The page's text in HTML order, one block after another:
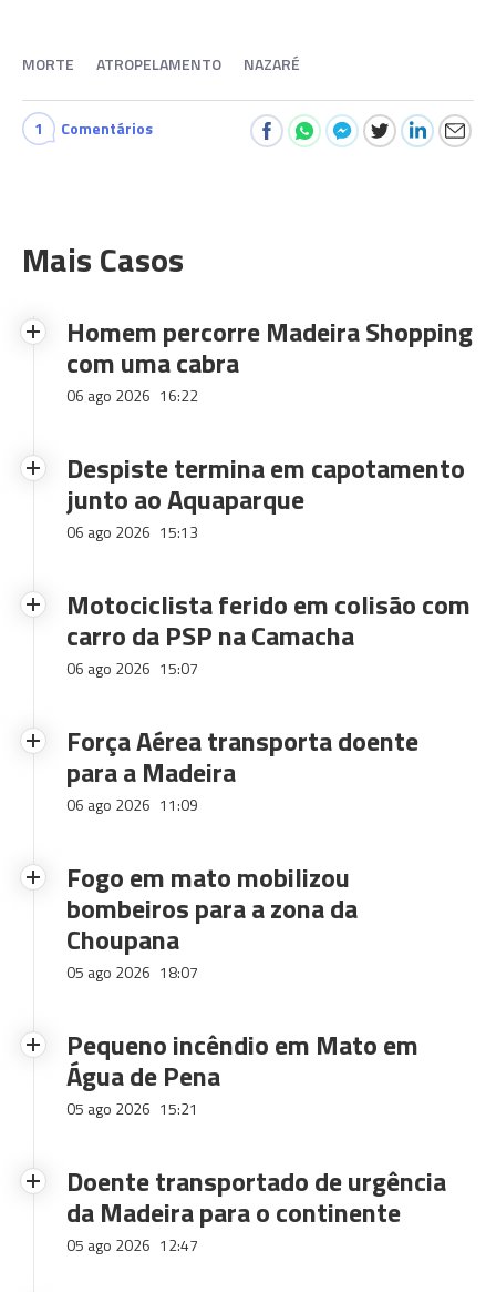
MORTE ATROPELAMENTO NAZARÉ
1 Comentários
Mais Casos
Homem percorre Madeira Shopping
com uma cabra
06 ago 2026 16:22
Despiste termina em capotamento
junto ao Aquaparque
06 ago 2026 15:13
Motociclista ferido em colisão com
carro da PSP na Camacha
06 ago 2026 15:07
Força Aérea transporta doente
para a Madeira
06 ago 2026 11:09
Fogo em mato mobilizou
bombeiros para a zona da
Choupana
05 ago 2026 18:07
Pequeno incêndio em Mato em
Água de Pena
05 ago 2026 15:21
Doente transportado de urgência
da Madeira para o continente
05 ago 2026 12:47